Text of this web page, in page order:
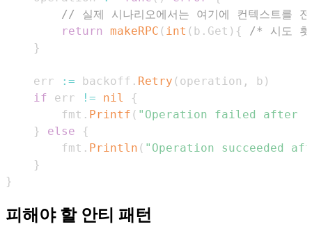
// 실제 시나리오에서는 여기에 컨텍스트를
return
makeRPC ( int ( b . Get ) {
/* 시도 횟
}
	err
:= backoff . Retry ( operation , b )
if err != nil
{
		fmt
. Printf ( "Operation failed after
}
else
{
		fmt
. Println ( "Operation succeeded
}
}
피해야 할 안티 패턴